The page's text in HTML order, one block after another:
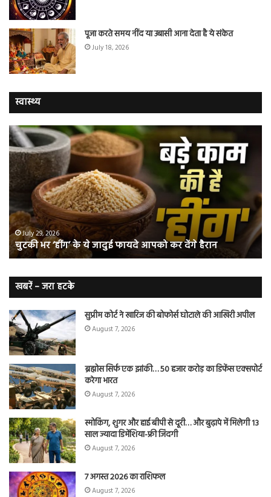
पूजा करते समय नींद या उबासी आना देता है ये संकेत
July 18, 2026
स्वास्थ्य
चुटकी
भर
‘हींग’
के
ये
फायदे
आपको
कर
देंगे
हैरान
July 29, 2026
चुटकी भर ‘हींग’ के ये जादुई फायदे आपको कर देंगे हैरान
भी
हो
हैं
खबरें – जरा हटके
सुप्रीम कोर्ट ने खारिज की बोफोर्स घोटाले की आखिरी अपील
August 7, 2026
ब्रह्मोस सिर्फ एक झांकी… 50 हजार करोड़ का डिफेंस एक्सपोर्ट
करेगा भारत
August 7, 2026
स्मोकिंग, शुगर और हाई बीपी से दूरी… और बुढ़ापे में मिलेगी 13
साल ज्यादा डिमेंशिया-फ्री जिंदगी
August 7, 2026
7 अगस्त 2026 का राशिफल
August 7, 2026